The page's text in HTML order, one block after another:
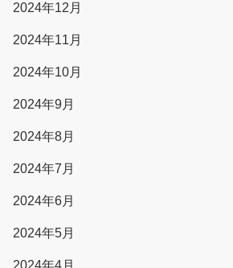
2024年12月
2024年11月
2024年10月
2024年9月
2024年8月
2024年7月
2024年6月
2024年5月
2024年4月